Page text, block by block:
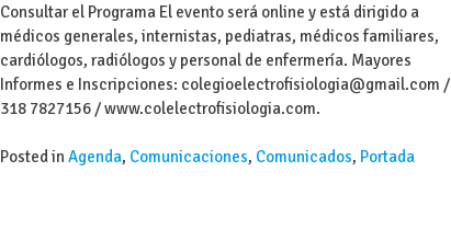
Consultar el Programa El evento será online y está dirigido a
médicos generales, internistas, pediatras, médicos familiares,
cardiólogos, radiólogos y personal de enfermería. Mayores
Informes e Inscripciones: colegioelectrofisiologia@gmail.com /
318 7827156 / www.colelectrofisiologia.com.
Posted in Agenda, Comunicaciones, Comunicados, Portada